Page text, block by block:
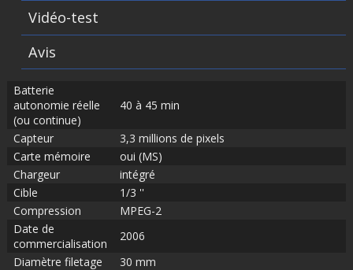
Vidéo-test
Avis
Batterie
autonomie réelle
(ou continue)
40 à 45 min
Capteur
3,3 millions de pixels
Carte mémoire
oui (MS)
Chargeur
intégré
Cible
1/3 ''
Compression
MPEG-2
Date de
commercialisation
2006
Diamètre filetage
30 mm